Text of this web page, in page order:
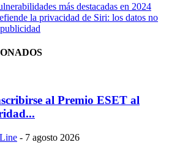
más destacadas en 2024
la privacidad de Siri: los datos no
al Premio ESET al
- 7 agosto 2026